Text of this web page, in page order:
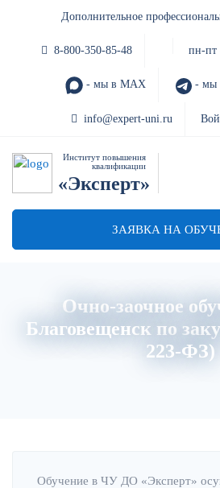
Дополнительное
8-800-350-85-48 пн-пт
- мы в MAX - мы
info@expert-uni.ru
Институт повышения
квалификации
«Эксперт»
ЗАЯВКА НА
Очно-заочное
Благовещенск по
223-ФЗ)
Обучение в ЧУ ДО «Эксперт»